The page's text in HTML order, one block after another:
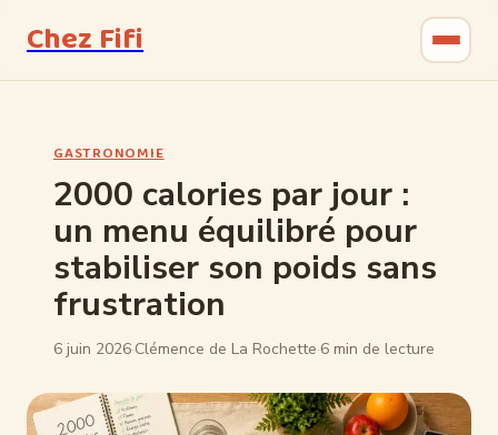
Chez Fifi
Bricolage
Jardinage
Maison & Déco
GASTRONOMIE
2000 calories par jour :
un menu équilibré pour
stabiliser son poids sans
frustration
6 juin 2026·Clémence de La Rochette·6 min de lecture